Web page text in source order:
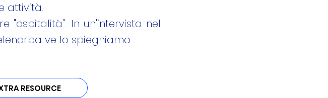
attività.
"ospitalità". In un'intervista nel
ve lo spieghiamo
RESOURCE